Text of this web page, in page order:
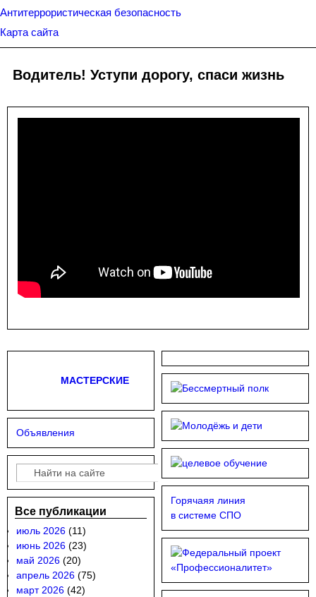
Антитеррористическая безопасность
Карта сайта
Водитель! Уступи дорогу, спаси жизнь
МАСТЕРСКИЕ
Объявления
Форма поиска
Поиск
Все публикации
июль 2026 (11)
июнь 2026 (23)
май 2026 (20)
апрель 2026 (75)
март 2026 (42)
Горячаяя линия
в системе СПО